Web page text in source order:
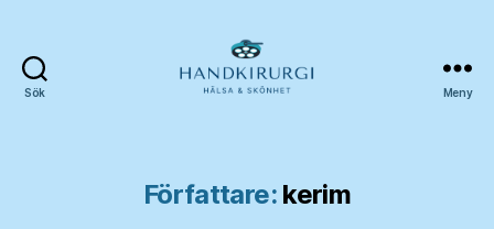
Sök Meny
Författare: kerim